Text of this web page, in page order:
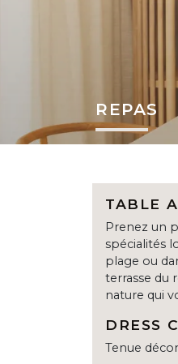
REPAS
TABLE
Prenez un
spécialités
plage ou
terrasse du
nature qui
DRESS
Tenue